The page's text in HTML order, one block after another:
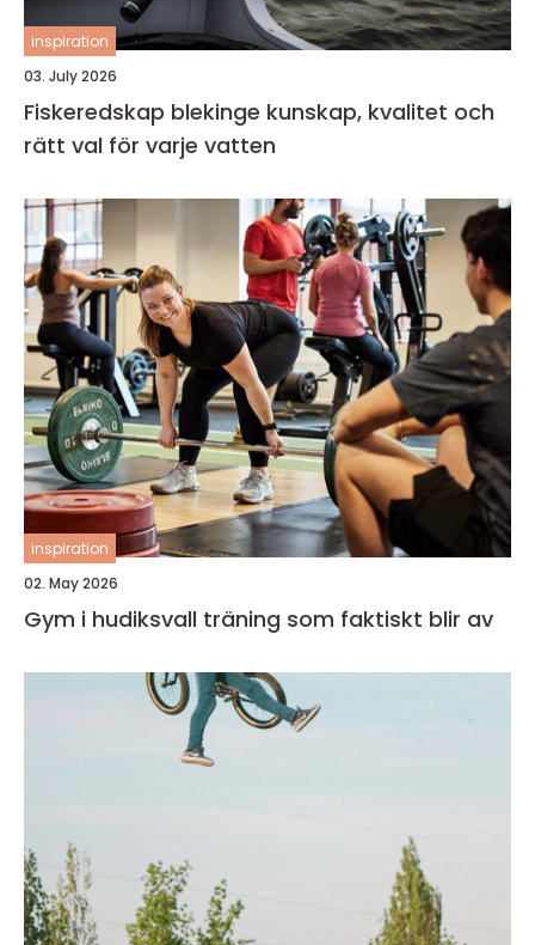
inspiration
03. July 2026
Fiskeredskap blekinge kunskap, kvalitet och
rätt val för varje vatten
inspiration
02. May 2026
Gym i hudiksvall träning som faktiskt blir av